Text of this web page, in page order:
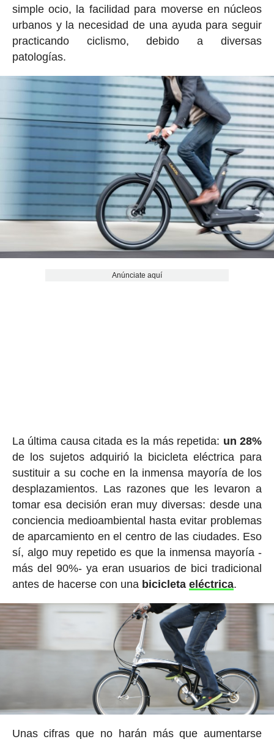
simple ocio, la facilidad para moverse en núcleos
urbanos y la necesidad de una ayuda para seguir
practicando ciclismo, debido a diversas
patologías.
Anúnciate aquí
La última causa citada es la más repetida: un 28%
de los sujetos adquirió la bicicleta eléctrica para
sustituir a su coche en la inmensa mayoría de los
desplazamientos. Las razones que les levaron a
tomar esa decisión eran muy diversas: desde una
conciencia medioambiental hasta evitar problemas
de aparcamiento en el centro de las ciudades. Eso
sí, algo muy repetido es que la inmensa mayoría -
más del 90%- ya eran usuarios de bici tradicional
antes de hacerse con una bicicleta eléctrica.
Unas cifras que no harán más que aumentarse